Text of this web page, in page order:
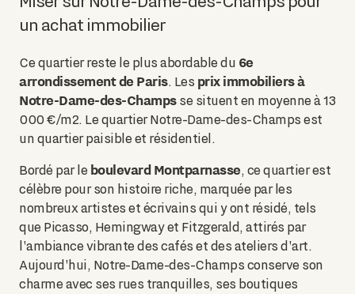
un achat immobilier
Ce quartier reste le plus abordable du 6e
arrondissement de Paris. Les prix immobiliers à
Notre-Dame-des-Champsse situent en moyenne à 13
000 €/m2. Le quartier Notre-Dame-des-Champs est
un quartier paisible et résidentiel.
Bordé par le boulevard Montparnasse, ce quartier est
célèbre pour son histoire riche, marquée par les
nombreux artistes et écrivains qui y ont résidé, tels
que Picasso, Hemingway et Fitzgerald, attirés par
l'ambiance vibrante des cafés et des ateliers d'art.
Aujourd'hui, Notre-Dame-des-Champs conserve son
charme avec ses rues tranquilles, ses boutiques